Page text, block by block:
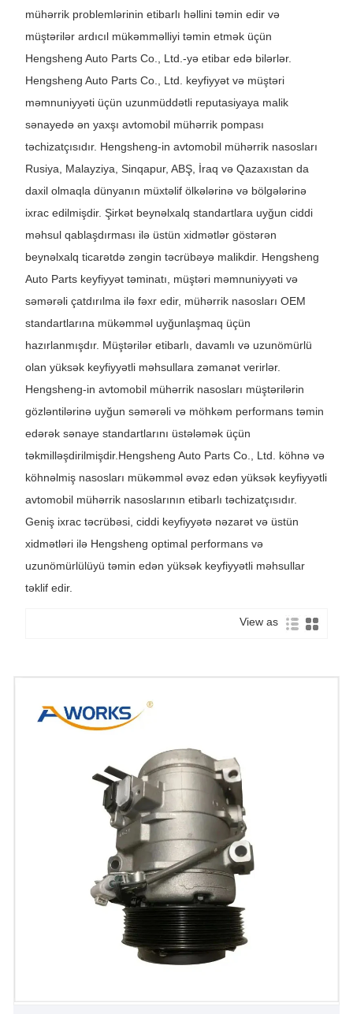
mühərrik problemlərinin etibarlı həllini təmin edir və
müştərilər ardıcıl mükəmməlliyi təmin etmək üçün
Hengsheng Auto Parts Co., Ltd.-yə etibar edə bilərlər.
Hengsheng Auto Parts Co., Ltd. keyfiyyət və müştəri
məmnuniyyəti üçün uzunmüddətli reputasiyaya malik
sənayedə ən yaxşı avtomobil mühərrik pompası
təchizatçısıdır. Hengsheng-in avtomobil mühərrik nasosları
Rusiya, Malayziya, Sinqapur, ABŞ, İraq və Qazaxıstan da
daxil olmaqla dünyanın müxtəlif ölkələrinə və bölgələrinə
ixrac edilmişdir. Şirkət beynəlxalq standartlara uyğun ciddi
məhsul qablaşdırması ilə üstün xidmətlər göstərən
beynəlxalq ticarətdə zəngin təcrübəyə malikdir. Hengsheng
Auto Parts keyfiyyət təminatı, müştəri məmnuniyyəti və
səmərəli çatdırılma ilə fəxr edir, mühərrik nasosları OEM
standartlarına mükəmməl uyğunlaşmaq üçün
hazırlanmışdır. Müştərilər etibarlı, davamlı və uzunömürlü
olan yüksək keyfiyyətli məhsullara zəmanət verirlər.
Hengsheng-in avtomobil mühərrik nasosları müştərilərin
gözləntilərinə uyğun səmərəli və möhkəm performans təmin
edərək sənaye standartlarını üstələmək üçün
təkmilləşdirilmişdir.Hengsheng Auto Parts Co., Ltd. köhnə və
köhnəlmiş nasosları mükəmməl əvəz edən yüksək keyfiyyətli
avtomobil mühərrik nasoslarının etibarlı təchizatçısıdır.
Geniş ixrac təcrübəsi, ciddi keyfiyyətə nəzarət və üstün
xidmətləri ilə Hengsheng optimal performans və
uzunömürlülüyü təmin edən yüksək keyfiyyətli məhsullar
təklif edir.
View as